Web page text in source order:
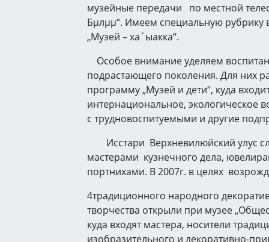
музейные передачи по местной
Бµлµµ“. Имеем специальную рубрику
„Музей – ха´ыакка“.
Особое внимание уделяем
подрастающего поколения. Для них
программу „Музей и дети“, куда
интернациональное, экологическое
с трудновоспитуемыми и другие
Исстари Верхневилюйский улус
мастерами кузнечного дела,
портнихами. В 2007г. в целях
4традиционного народного
творчества открыли при музее
куда входят мастера, носители
изобразительного и декоративно-